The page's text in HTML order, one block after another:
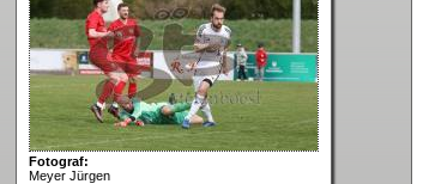
Fotograf:
Meyer Jürgen